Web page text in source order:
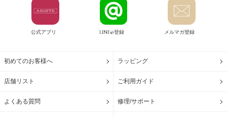
公式アプリ LINE@登録 メルマガ登録
初めてのお客様へ ラッピング
店舗リスト ご利用ガイド
よくある質問 修理/サポート